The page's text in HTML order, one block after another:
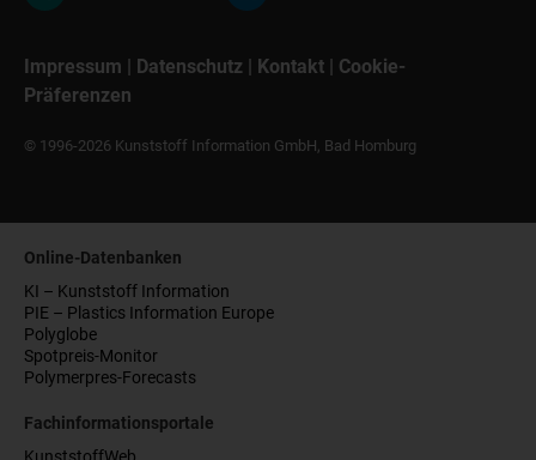
Impressum | Datenschutz | Kontakt | Cookie-
Präferenzen
© 1996-2026 Kunststoff Information GmbH, Bad Homburg
Online-Datenbanken
KI – Kunststoff Information
PIE – Plastics Information Europe
Polyglobe
Spotpreis-Monitor
Polymerpres-Forecasts
Fachinformationsportale